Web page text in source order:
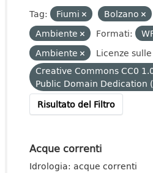
Tag: Fiumi Bolzano
Ambiente
Formati:
Ambiente
Licenze
Creative Commons CC0
Public Domain Dedication
Risultato del Filtro
Acque correnti
Idrologia: acque correnti